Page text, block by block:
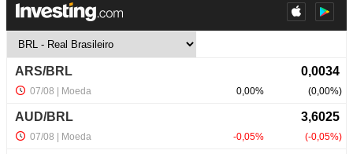
+ Detalhes
R$ 12.000.000,00
NewsLetter